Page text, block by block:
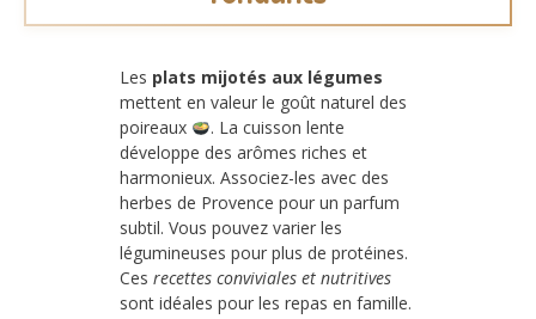
Les plats mijotés aux légumes
mettent en valeur le goût naturel des
poireaux
. La cuisson lente
développe des arômes riches et
harmonieux. Associez-les avec des
herbes de Provence pour un parfum
subtil. Vous pouvez varier les
légumineuses pour plus de protéines.
Ces recettes conviviales et nutritives
sont idéales pour les repas en famille.